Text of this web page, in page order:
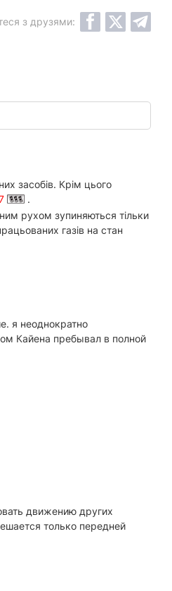
з друзями:
засобів. Крім цього
.
рухом зупиняються тільки
газів на стан
я неоднократно
Кайена пребывал в полной
движению других
только передней